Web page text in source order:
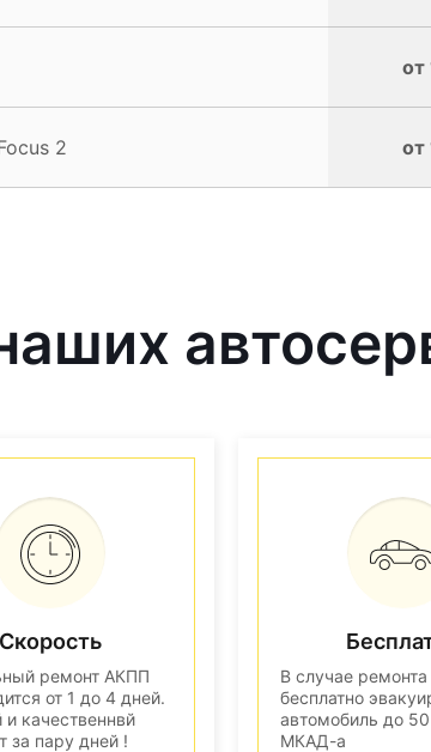
от
2 от
Скорость
ремонт АКПП
от 1 до 4 дней.
качественнвй
за пару дней !
В случае
бесплатно
автомобиль до
МКАД-а